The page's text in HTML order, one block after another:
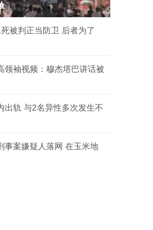
被判正当防卫 后者为了
领袖视频：穆杰塔巴讲话被
出轨 与2名异性多次发生不
事案嫌疑人落网 在玉米地